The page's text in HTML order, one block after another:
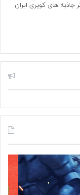
جاذبه های کویری ایران